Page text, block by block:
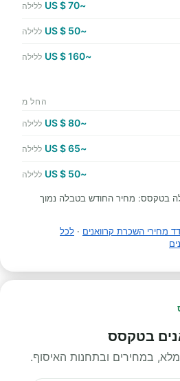
~70 $ US ללילה
~50 $ US ללילה
~160 $ US ללילה
החל מ
~80 $ US ללילה
~65 $ US ללילה
~50 $ US ללילה
בטקסס: מחיר החודש בטבלה נמוך
מחירי השכרת קרוואנים · לכל
בטקסס
במחירים ובתחנות האיסוף.